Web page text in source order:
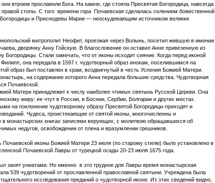
втроем прославили Бога. На камне, где стояла Пресвятая Богородица, навсегда
правой стопы. С того времени гора Почаевская сделалась селением божественной
и Приснодевы Марии — неоскудевающим источником великих
митрополит Неофит, проезжая через Волынь, посетил жившую в имении
дворянку Анну Гойскую. В благословение он оставил Анне привезенную из
Богородицы. Стали замечать, что от иконы исходит сияние. Когда перед иконой
она передала в 1597 г. чудотворный образ инокам, поселившимся на
образ был поставлен в храм, воздвигнутый в честь Успения Божией Матери.
на содержание которого Анна передала большие средства. Чудотворная
Почаевской.
Матери принадлежит к числу наиболее чтимых святынь Русской Церкви. Она
миру: ее чтут в России, в Боснии, Сербии, Болгарии и других местах.
на поклонение чудотворному образу Пресвятой Богородицы приходят и
Чудеса, проистекающие от святой иконы, многочисленны и
в монастырских книгах записями верующих, с молитвою обращавшихся об
недугов, освобождении от плена и вразумлении грешников.
Почаевской иконы Божией Матери 23 июля (по старому стилю) было установлено в
Почаевской Лавры от турецкой осады 20-23 июля 1675 года.
занят униатами. Но именно в это трудное для Лавры время монастырская
539 чудотворений от прославленной православной святыни. Учреждена была
исследования преданий о чудотворной иконе. Из этих сведений видно,